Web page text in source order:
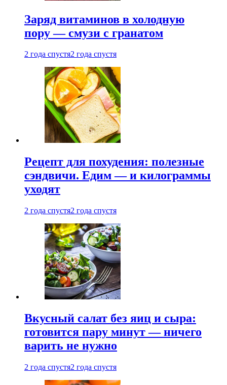
Заряд витаминов в холодную
пору — смузи с гранатом
2 года спустя2 года спустя
Рецепт для похудения: полезные
сэндвичи. Едим — и килограммы
уходят
2 года спустя2 года спустя
Вкусный салат без яиц и сыра:
готовится пару минут — ничего
варить не нужно
2 года спустя2 года спустя